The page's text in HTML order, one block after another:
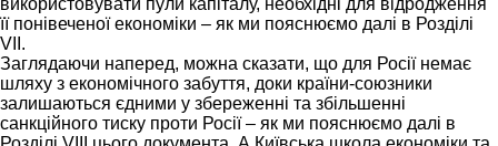
використовувати пули капіталу, необхідні для відродження
її понівеченої економіки – як ми пояснюємо далі в Розділі
VII.
Заглядаючи наперед, можна сказати, що для Росії немає
шляху з економічного забуття, доки країни-союзники
залишаються єдними у збереженні та збільшенні
санкційного тиску проти Росії – як ми пояснюємо далі в